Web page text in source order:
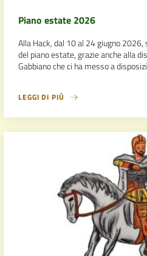
Piano estate 2026
Alla Hack, dal 10 al 24 giugno
del piano estate, grazie anche alla
Gabbiano che ci ha messo a
LEGGI DI PIÙ